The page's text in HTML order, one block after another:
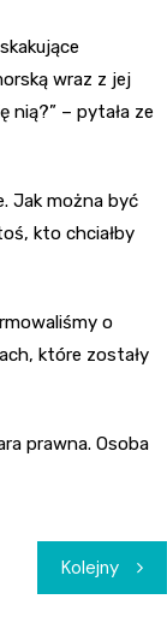
wraz z jej
– pytała ze
Jak można być
kto chciałby
o
które zostały
prawna. Osoba
Kolejny